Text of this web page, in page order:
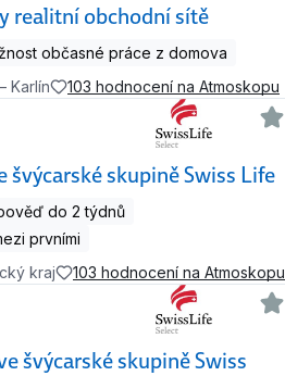
realitní obchodní sítě
občasné práce z domova
Karlín 103 hodnocení na Atmoskopu
skupině Swiss Life
do 2 týdnů
prvními
kraj 103 hodnocení na Atmoskopu
švýcarské skupině Swiss